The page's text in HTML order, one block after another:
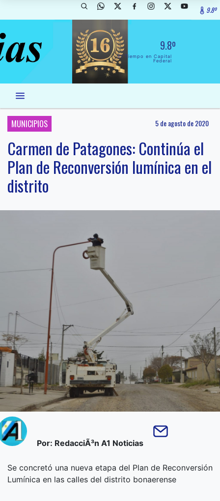
9.8º
9.8º
El Tiempo en Capital
Federal
MUNICIPIOS 5 de agosto de 2020
Carmen de Patagones: Continúa el
Plan de Reconversión lumínica en el
distrito
Por: RedacciÃ³n A1 Noticias
Se concretó una nueva etapa del Plan de Reconversión
Lumínica en las calles del distrito bonaerense